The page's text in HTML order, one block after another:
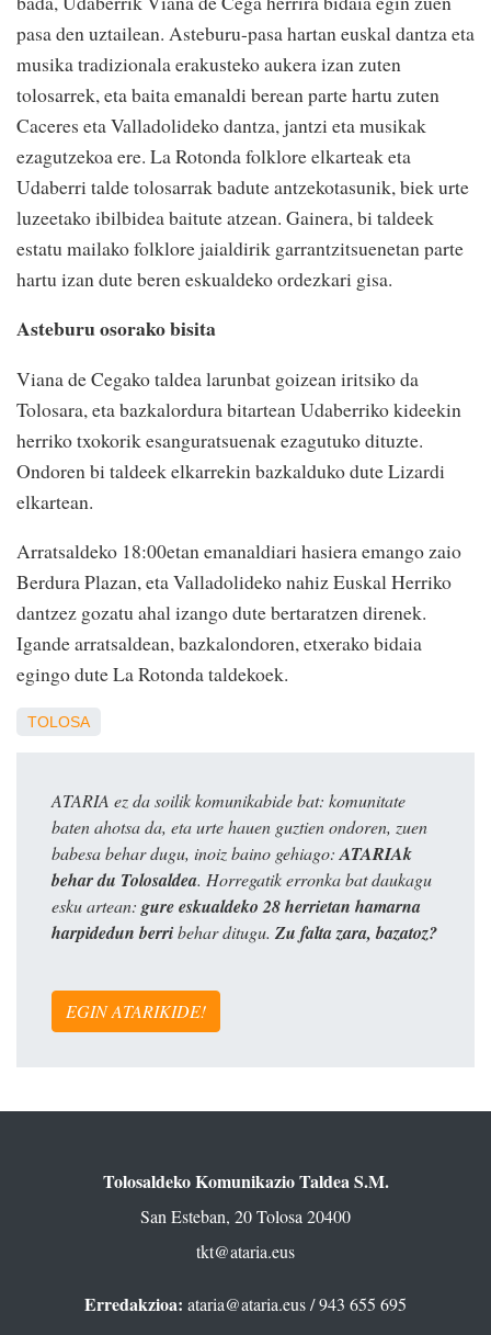
pasa den uztailean. Asteburu-pasa hartan euskal dantza eta
musika tradizionala erakusteko aukera izan zuten
tolosarrek, eta baita emanaldi berean parte hartu zuten
Caceres eta Valladolideko dantza, jantzi eta musikak
ezagutzekoa ere. La Rotonda folklore elkarteak eta
Udaberri talde tolosarrak badute antzekotasunik, biek urte
luzeetako ibilbidea baitute atzean. Gainera, bi taldeek
estatu mailako folklore jaialdirik garrantzitsuenetan parte
hartu izan dute beren eskualdeko ordezkari gisa.
Asteburu osorako bisita
Viana de Cegako taldea larunbat goizean iritsiko da
Tolosara, eta bazkalordura bitartean Udaberriko kideekin
herriko txokorik esanguratsuenak ezagutuko dituzte.
Ondoren bi taldeek elkarrekin bazkalduko dute Lizardi
elkartean.
Arratsaldeko 18:00etan emanaldiari hasiera emango zaio
Berdura Plazan, eta Valladolideko nahiz Euskal Herriko
dantzez gozatu ahal izango dute bertaratzen direnek.
Igande arratsaldean, bazkalondoren, etxerako bidaia
egingo dute La Rotonda taldekoek.
TOLOSA
ATARIA ez da soilik komunikabide bat: komunitate
baten ahotsa da, eta urte hauen guztien ondoren, zuen
babesa behar dugu, inoiz baino gehiago: ATARIAk
behar du Tolosaldea. Horregatik erronka bat daukagu
esku artean: gure eskualdeko 28 herrietan hamarna
harpidedun berribehar ditugu. Zu falta zara, bazatoz?
EGIN ATARIKIDE!
Tolosaldeko Komunikazio Taldea S.M.
San Esteban, 20 Tolosa 20400
tkt@ataria.eus
Erredakzioa: ataria@ataria.eus/ 943 655 695